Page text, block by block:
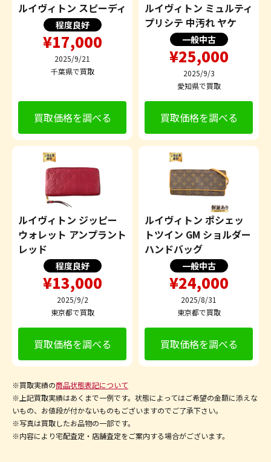
ルイヴィトン スピーディ
程度良好
¥17,000
2025/9/21
千葉県で買取
買取価格を調べる
ルイヴィトン ミュルティ
プリシテ 中汚れ ヤケ
一般中古
¥25,000
2025/9/3
愛知県で買取
買取価格を調べる
ルイヴィトン ジッピー
ウォレット アンプラント
レッド
程度良好
¥13,000
2025/9/2
東京都で買取
買取価格を調べる
ルイヴィトン ポシェッ
トツイン GM ショルダー
ハンドバッグ
一般中古
¥24,000
2025/8/31
東京都で買取
買取価格を調べる
※買取実績の商品状態表記について
※上記買取実績はあくまで一例です。状態によってはご希望の金額に添えな
いもの、お値段が付かないものもございますのでご了承下さい。
※写真は買取したお品物の一部です。
※内容により宅配査定・店舗査定をご案内する場合がございます。